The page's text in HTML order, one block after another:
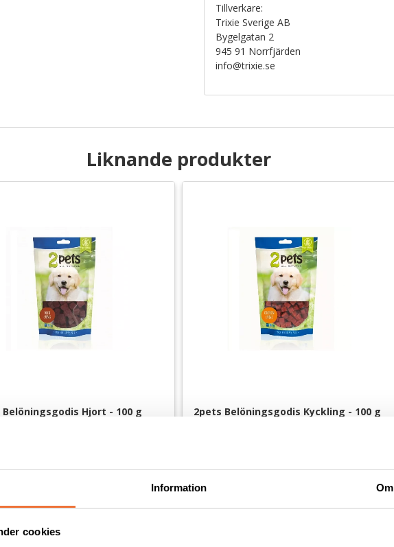
Information Om
cookies
Tillverkare:
Trixie Sverige AB
Bygelgatan 2
945 91 Norrfjärden
info@trixie.se
Liknande produkter
Hjort - 100 g
råvaror
2pets Belöningsgodis Kyckling - 100 g